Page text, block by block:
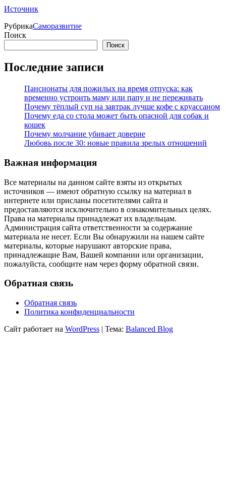
Источник
РубрикаСаморазвитие
Поиск
Поиск
Последние записи
Пансионаты для пожилых на время отпуска: как
временно устроить маму или папу и не переживать
Почему тёплый суп на завтрак лучше кофе с круассаном
Почему еда со стола может быть опасной для собак и
кошек
Почему молчание убивает доверие
Любовь после 30: новые правила зрелых отношений
Важная информация
Все материалы на данном сайте взяты из открытых
источников — имеют обратную ссылку на материал в
интернете или присланы посетителями сайта и
предоставляются исключительно в ознакомительных целях.
Права на материалы принадлежат их владельцам.
Администрация сайта ответственности за содержание
материала не несет. Если Вы обнаружили на нашем сайте
материалы, которые нарушают авторские права,
принадлежащие Вам, Вашей компании или организации,
пожалуйста, сообщите нам через форму обратной связи.
Обратная связь
Обратная связь
Политика конфиденциальности
Сайт работает на WordPress | Тема: Balanced Blog